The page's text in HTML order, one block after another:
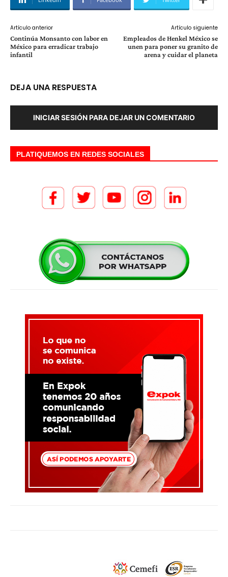
Artículo anterior
Continúa Monsanto con labor en
México para erradicar trabajo
infantil
Artículo siguiente
Empleados de Henkel México se
unen para poner su granito de
arena y cuidar el planeta
DEJA UNA RESPUESTA
INICIAR SESIÓN PARA DEJAR UN COMENTARIO
PLATIQUEMOS EN REDES SOCIALES